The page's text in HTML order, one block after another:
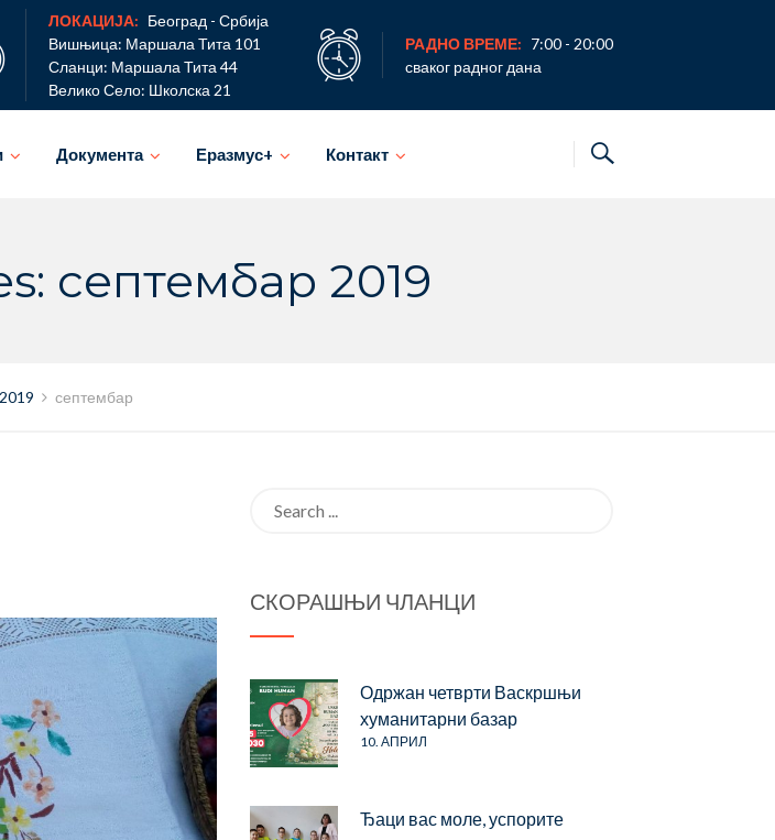
ЛОКАЦИЈА: Београд - Србија
Вишњица: Маршала Тита 101
Сланци: Маршала Тита 44
Велико Село: Школска 21
РАДНО ВРЕМЕ: 7:00 - 20:00
сваког радног дана
Документа Еразмус+ Контакт
септембар 2019
2019 септембар
СКОРАШЊИ ЧЛАНЦИ
Одржан четврти Васкршњи
хуманитарни базар
10. АПРИЛ
Ђаци вас моле, успорите